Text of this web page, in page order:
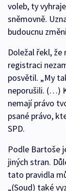
voleb, ty
sněmovně.
budoucnu
Doležal řekl,
registraci
posvětil. „My
neporušili. (…)
nemají právo
psané právo,
SPD.
Podle Bartoše
jiných stran.
tato pravidla
„(Soud) také